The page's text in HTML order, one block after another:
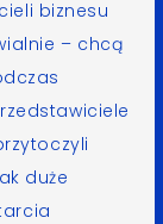
biznesu
– chcą
duże